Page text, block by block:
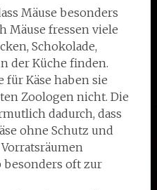
Mäuse besonders
Mäuse fressen viele
Schokolade,
der Küche finden.
für Käse haben sie
Zoologen nicht. Die
dadurch, dass
ohne Schutz und
besonders oft zur